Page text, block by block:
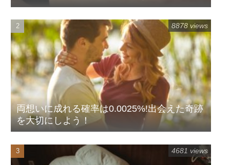
両想いに成れる確率は0.0025%!出会えた奇跡
を大切にしよう！
8878 views
4681 views